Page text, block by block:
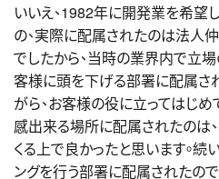
いいえ、1982年に開発業を希望
の、実際に配属されたのは法人
でしたから、当時の業界内で立
客様に頭を下げる部署に配属され
がら、お客様の役に立ってはじ
感出来る場所に配属されたのは
くる上で良かったと思います。続
ングを行う部署に配属されたの